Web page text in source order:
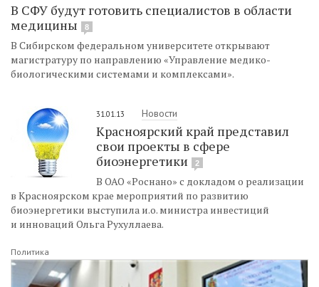
В СФУ будут готовить специалистов в области
медицины
8
В Сибирском федеральном университете открывают
магистратуру по направлению «Управление медико-
биологическими системами и комплексами».
31.01.13 Новости
Красноярский край представил
свои проекты в сфере
биоэнергетики
2
В ОАО «Роснано» с докладом о реализации
в Красноярском крае мероприятий по развитию
биоэнергетики выступила и.о. министра инвестиций
и инноваций Ольга Рухуллаева.
Политика